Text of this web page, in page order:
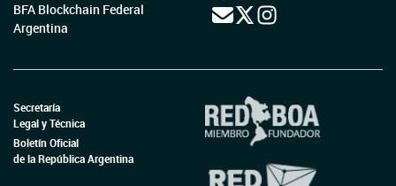
BFA Blockchain Federal
Argentina
Secretaría
Legal y Técnica
Boletín Oficial
de la República Argentina